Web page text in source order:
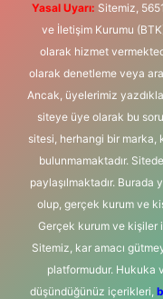
Yasal Uyarı: Sitemiz,
ve İletişim Kurumu
olarak hizmet
olarak denetleme veya
Ancak, üyelerimiz
siteye üye olarak bu
sitesi, herhangi bir marka,
bulunmamaktadır.
paylaşılmaktadır.
olup, gerçek kurum ve
Gerçek kurum ve kişiler
Sitemiz, kar amacı
platformudur. Hukuka
düşündüğünüz içerikleri,